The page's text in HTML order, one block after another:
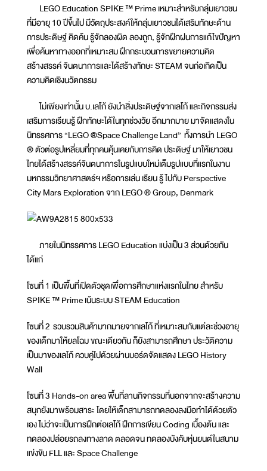
LEGO Education SPIKE ™ Prime เหมาะสำหรับกลุ่มเยาวชน
ที่มีอายุ 10 ปีขึ้นไป มีวัตถุประสงค์ให้กลุ่มเยาวชนได้เสริมทักษะด้าน
การประดิษฐ์ คิดค้น รู้จักลองผิด ลองถูก, รู้จักฝึกฝนการแก้ไขปัญหา
เพื่อค้นหาทางออกที่เหมาะสม ฝึกกระบวนการขยายความคิด
สร้างสรรค์ จินตนาการและได้สร้างทักษะ STEAM จนก่อเกิดเป็น
ความคิดเชิงนวัตกรรม
ไม่เพียงเท่านั้น บ.เลโก้ ยังนำสิ่งประดิษฐ์จากเลโก้ และกิจกรรมส่ง
เสริมการเรียนรู้ ฝึกทักษะได้ในทุกช่วงวัย อีกมากมาย มาจัดแสดงใน
นิทรรศการ “LEGO ®Space Challenge Land” ทั้งการนำ LEGO
® ตัวต่อรูปเหลี่ยมที่ทุกคนคุ้นเคยกับการคิด ประดิษฐ์ มาให้เยาวชน
ไทยได้สร้างสรรค์จินตนาการในรูปแบบใหม่เต็มรูปแบบที่แรกในงาน
มหกรรมวิทยาศาสตร์ฯ หรือการเล่น เรียน รู้ ไปกับ Perspective
City Mars Exploration จาก LEGO ® Group, Denmark
ภายในนิทรรศการ LEGO Education แบ่งเป็น 3 ส่วนด้วยกัน
ได้แก่
โซนที่ 1 เป็นพื้นที่เปิดตัวชุดเพื่อการศึกษาแห่งแรกในไทย สำหรับ
SPIKE ™ Prime เน้นระบบ STEAM Education
โซนที่ 2 รวบรวมสินค้ามากมายจากเลโก้ ที่เหมาะสมกับแต่ละช่วงอายุ
ของเด็กมาให้ยลโฉม ขณะเดียวกัน ก็ยังสามารถศึกษา ประวัติความ
เป็นมาของเลโก้ ควบคู่ไปด้วยผ่านบอร์ดจัดแสดง LEGO History
Wall
โซนที่ 3 Hands-on area พื้นที่ลานกิจกรรมที่นอกจากจะสร้างความ
สนุกยังมาพร้อมสาระ โดยให้เด็กสามารถทดลองลงมือทำได้ด้วยตัว
เอง ไม่ว่าจะเป็นการฝึกต่อเลโก้ ฝึกการเขียน Coding เบื้องต้น และ
ทดลองปล่อยรถลงทางลาด ตลอดจน ทดลองบังคับหุ่นยนต์ในสนาม
แข่งขัน FLL และ Space Challenge